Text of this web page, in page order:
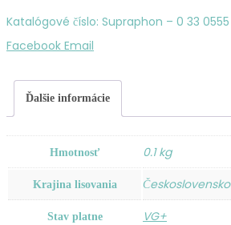
Hughes
–
Tchin
/
Manolita
Katalógové číslo: Supraphon ‎– 0 33 0555
Zdieľať
Facebook Email
Ďalšie informácie
Hmotnosť 0.1 kg
Krajina lisovania Československo
Stav platne VG+